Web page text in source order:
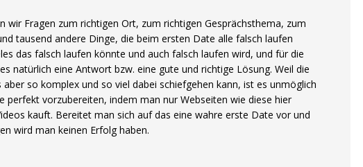
wir Fragen zum richtigen Ort, zum richtigen Gesprächsthema, zum
tausend andere Dinge, die beim ersten Date alle falsch laufen
das falsch laufen könnte und auch falsch laufen wird, und für die
natürlich eine Antwort bzw. eine gute und richtige Lösung. Weil die
so komplex und so viel dabei schiefgehen kann, ist es unmöglich
perfekt vorzubereiten, indem man nur Webseiten wie diese hier
kauft. Bereitet man sich auf das eine wahre erste Date vor und
wird man keinen Erfolg haben.